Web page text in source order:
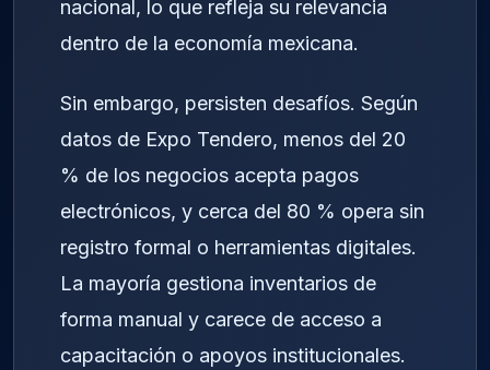
nacional, lo que refleja su relevancia
dentro de la economía mexicana.
Sin embargo, persisten desafíos. Según
datos de Expo Tendero, menos del 20
% de los negocios acepta pagos
electrónicos, y cerca del 80 % opera sin
registro formal o herramientas digitales.
La mayoría gestiona inventarios de
forma manual y carece de acceso a
capacitación o apoyos institucionales.